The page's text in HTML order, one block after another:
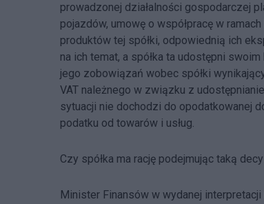
prowadzonej działalności gospodarczej
pojazdów, umowę o współpracę w
produktów tej spółki, odpowiednią ich
na ich temat, a spółka ta udostępni
jego zobowiązań wobec spółki
VAT należnego w związku z
sytuacji nie dochodzi do opodatkowanej
podatku od towarów i usług.
Czy spółka ma rację podejmując taką
Minister Finansów w wydanej